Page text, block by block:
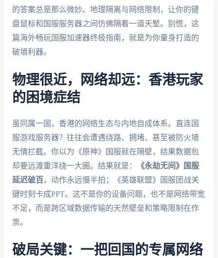
的答案总是那么微妙。地理隔离与网络限制，让你的键
盘鼠标和国服服务器之间仿佛隔着一道天堑。别慌，这
篇海外畅玩国服加速器终极指南，就是为你量身打造的
破墙利器。
物理很近，网络却远：香港玩家
的困境症结
虽同属一国，香港的网络生态与内地自成体系。直连国
服游戏服务器？往往会遭遇绕路、拥堵、甚至被防火墙
无情拦截。你以为《原神》国服就在隔壁，结果数据包
却要远渡重洋绕一大圈。结果就是：
《永劫无间》国服
延迟破百 ，动作永远慢半拍；《英雄联盟》国服团战关
键时刻卡成PPT。这不是你的设备问题，也不是网络带宽
不足，而是跨区域数据传输的天然壁垒和策略限制在作
祟。
破局关键：一把回国的专属网络